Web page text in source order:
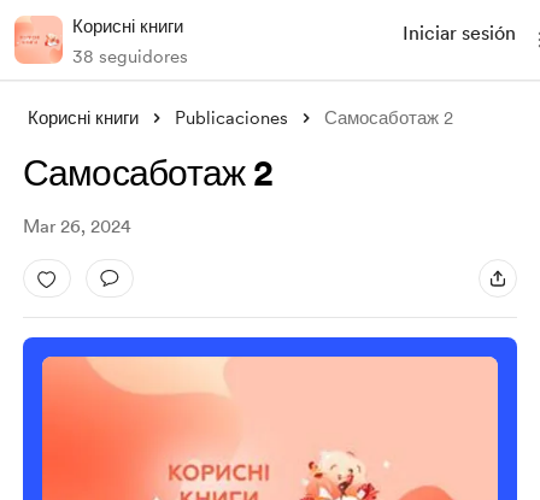
Корисні книги
38 seguidores
Iniciar sesión
Корисні книги Publicaciones Самосаботаж 2
Самосаботаж 2
Mar 26, 2024